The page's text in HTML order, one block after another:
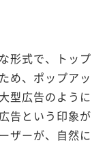
形式で、トップ
め、ポップアッ
型広告のように
告という印象が
ザーが、自然に